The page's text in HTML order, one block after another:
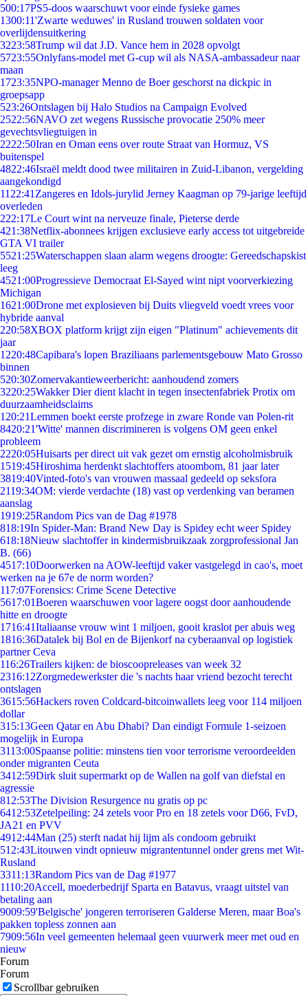
500:17PS5-doos waarschuwt voor einde fysieke games
1300:11'Zwarte weduwes' in Rusland trouwen soldaten voor
overlijdensuitkering
3223:58Trump wil dat J.D. Vance hem in 2028 opvolgt
5723:55Onlyfans-model met G-cup wil als NASA-ambassadeur naar
maan
1723:35NPO-manager Menno de Boer geschorst na dickpic in
groepsapp
523:26Ontslagen bij Halo Studios na Campaign Evolved
2522:56NAVO zet wegens Russische provocatie 250% meer
gevechtsvliegtuigen in
2222:50Iran en Oman eens over route Straat van Hormuz, VS
buitenspel
4822:46Israël meldt dood twee militairen in Zuid-Libanon, vergelding
aangekondigd
11 22:41 Zangeres en Idols-jurylid Jerney Kaagman op 79-jarige leeftijd
overleden
222:17Le Court wint na nerveuze finale, Pieterse derde
421:38Netflix-abonnees krijgen exclusieve early access tot uitgebreide
GTA VI trailer
5521:25Waterschappen slaan alarm wegens droogte: Gereedschapskist
leeg
4521:00Progressieve Democraat El-Sayed wint nipt voorverkiezing
Michigan
1621:00Drone met explosieven bij Duits vliegveld voedt vrees voor
hybride aanval
220:58XBOX platform krijgt zijn eigen "Platinum" achievements dit
jaar
1220:48Capibara's lopen Braziliaans parlementsgebouw Mato Grosso
binnen
520:30Zomervakantieweerbericht: aanhoudend zomers
3220:25Wakker Dier dient klacht in tegen insectenfabriek Protix om
duurzaamheidsclaims
1 20:21Lemmen boekt eerste profzege in zware Ronde van Polen-rit
8420:21'Witte' mannen discrimineren is volgens OM geen enkel
probleem
2220:05Huisarts per direct uit vak gezet om ernstig alcoholmisbruik
1519:45Hiroshima herdenkt slachtoffers atoombom, 81 jaar later
3819:40Vinted-foto's van vrouwen massaal gedeeld op seksfora
2119:34OM: vierde verdachte (18) vast op verdenking van beramen
aanslag
1919:25Random Pics van de Dag #1978
818:19In Spider-Man: Brand New Day is Spidey echt weer Spidey
618:18Nieuw slachtoffer in kindermisbruikzaak zorgprofessional Jan
B. (66)
4517:10Doorwerken na AOW-leeftijd vaker vastgelegd in cao's, moet
werken na je 67e de norm worden?
117:07Forensics: Crime Scene Detective
5617:01Boeren waarschuwen voor lagere oogst door aanhoudende
hitte en droogte
1716:41Italiaanse vrouw wint 1 miljoen, gooit kraslot per abuis weg
1816:36Datalek bij Bol en de Bijenkorf na cyberaanval op logistiek
partner Ceva
116:26Trailers kijken: de bioscoopreleases van week 32
2316:12Zorgmedewerkster die 's nachts haar vriend bezocht terecht
ontslagen
3615:56Hackers roven Coldcard-bitcoinwallets leeg voor 114 miljoen
dollar
315:13Geen Qatar en Abu Dhabi? Dan eindigt Formule 1-seizoen
mogelijk in Europa
3113:00Spaanse politie: minstens tien voor terrorisme veroordeelden
onder migranten Ceuta
3412:59Dirk sluit supermarkt op de Wallen na golf van diefstal en
agressie
812:53The Division Resurgence nu gratis op pc
6412:53Zetelpeiling: 24 zetels voor Pro en 18 zetels voor D66, FvD,
JA21 en PVV
4912:44Man (25) sterft nadat hij lijm als condoom gebruikt
512:43Litouwen vindt opnieuw migrantentunnel onder grens met Wit-
Rusland
3311:13Random Pics van de Dag #1977
1110:20Accell, moederbedrijf Sparta en Batavus, vraagt uitstel van
betaling aan
9009:59'Belgische' jongeren terroriseren Galderse Meren, maar Boa's
pakken topless zonnen aan
7909:56In veel gemeenten helemaal geen vuurwerk meer met oud en
nieuw
Forum
Forum
Scrollbar gebruiken